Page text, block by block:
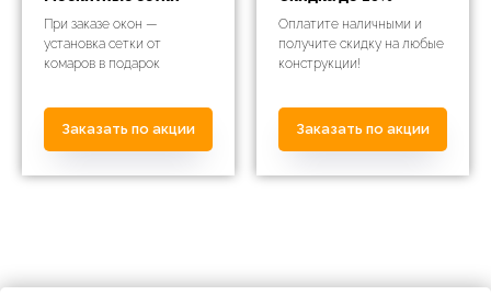
При заказе окон —
установка сетки от
комаров в подарок
Заказать по акции
Оплатите наличными и
получите скидку на любые
конструкции!
Заказать по акции